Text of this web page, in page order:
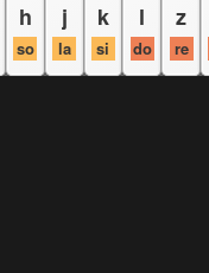
h
so
j
la
k
si
l
do
z
re